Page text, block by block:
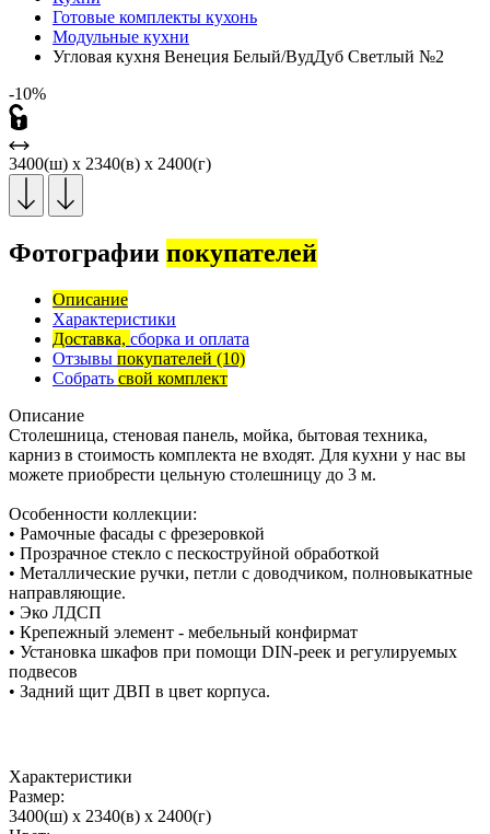
Готовые комплекты кухонь
Модульные кухни
Угловая кухня Венеция Белый/ВудДуб Светлый №2
-10%
3400(ш) x 2340(в) x 2400(г)
Фотографии покупателей
Описание
Характеристики
Доставка, сборка и оплата
Отзывы покупателей (10)
Собрать свой комплект
Описание
Столешница, стеновая панель, мойка, бытовая техника,
карниз в стоимость комплекта не входят. Для кухни у нас вы
можете приобрести цельную столешницу до 3 м.
Особенности коллекции:
• Рамочные фасады с фрезеровкой
• Прозрачное стекло с пескоструйной обработкой
• Металлические ручки, петли с доводчиком, полновыкатные
направляющие.
• Эко ЛДСП
• Крепежный элемент - мебельный конфирмат
• Установка шкафов при помощи DIN-реек и регулируемых
подвесов
• Задний щит ДВП в цвет корпуса.
Характеристики
Размер:
3400(ш) x 2340(в) x 2400(г)